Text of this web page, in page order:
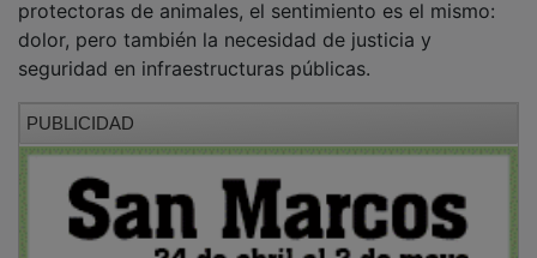
dolor, pero también la necesidad de justicia y
seguridad en infraestructuras públicas.